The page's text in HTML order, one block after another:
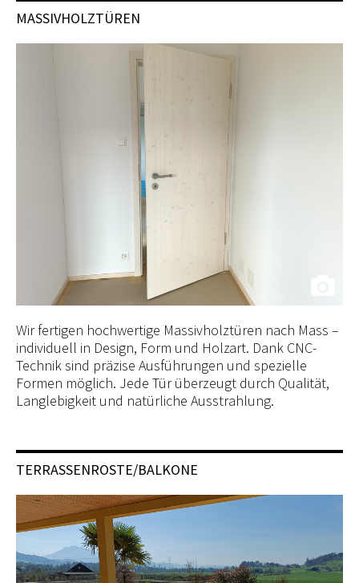
MASSIVHOLZTÜREN
Wir fertigen hochwertige Massivholztüren nach Mass –
individuell in Design, Form und Holzart. Dank CNC-
Technik sind präzise Ausführungen und spezielle
Formen möglich. Jede Tür überzeugt durch Qualität,
Langlebigkeit und natürliche Ausstrahlung.
TERRASSENROSTE/BALKONE